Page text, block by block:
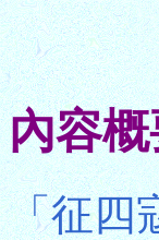
內容
「征四